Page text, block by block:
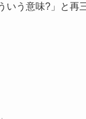
いう意味?」と再